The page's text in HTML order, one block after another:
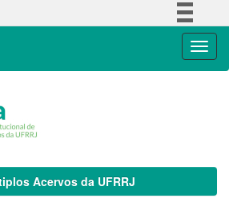
Acervos da UFRRJ